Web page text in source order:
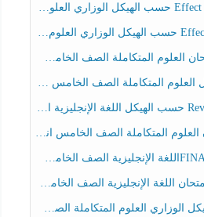
المتكاملة الصف الخامس عام الفصل الثالث
الصف الخامس انسبير الفصل الثالث
المتكاملة الصف الخامس انسبير الفصل الثالث
الإنجليزية الصف الخامس الفصل الثالث
المتكاملة الصف الخامس عام الفصل الثالث